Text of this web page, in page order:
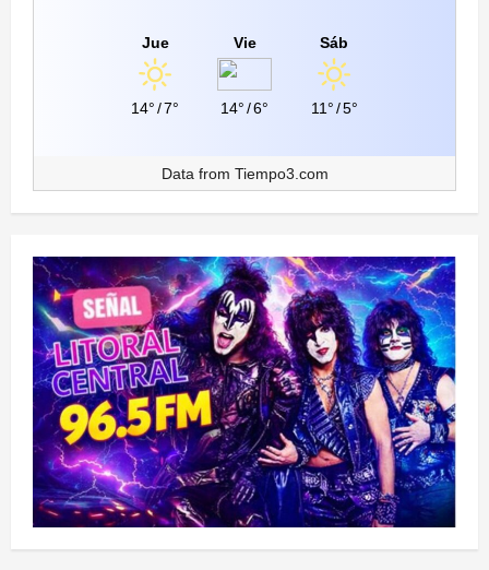
Jue
14°/7°
Vie
14°/6°
Sáb
11°/5°
Data from Tiempo3.com